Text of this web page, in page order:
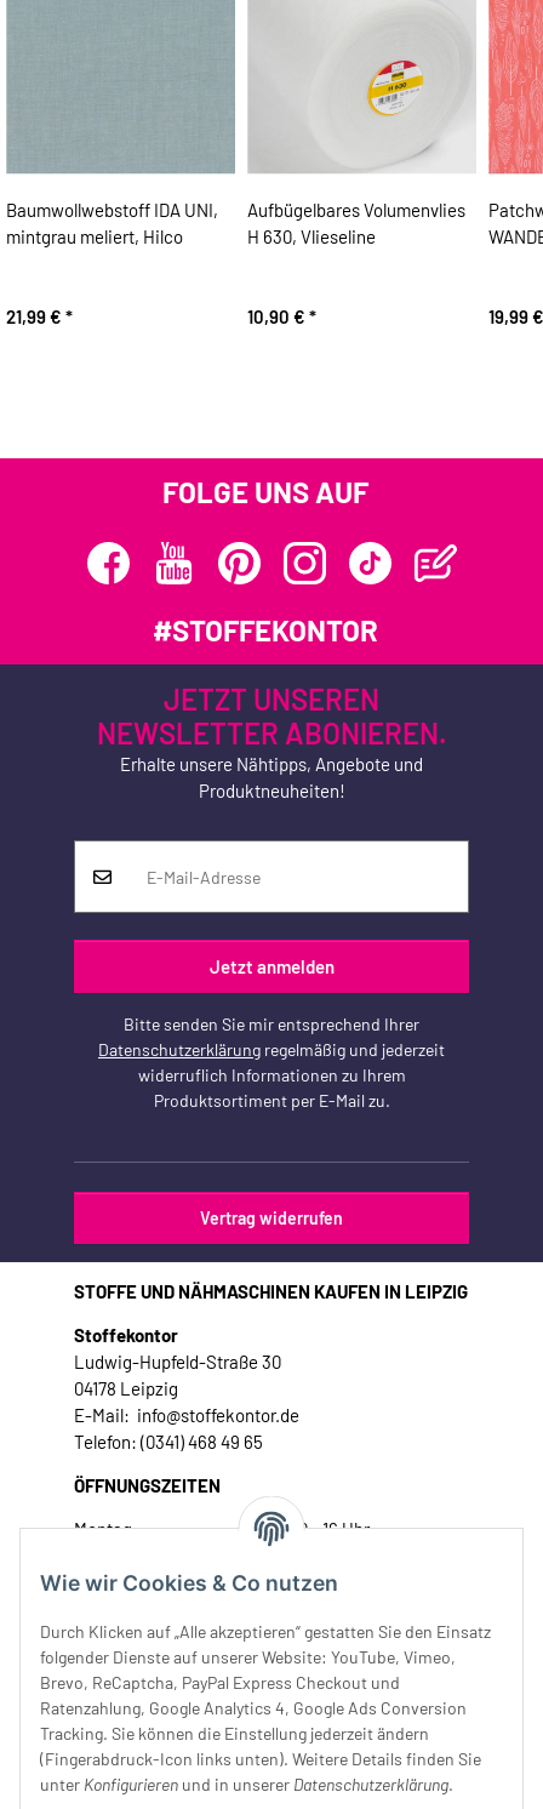
Wie wir Cookies & Co nutzen
Durch Klicken auf „Alle akzeptieren“ gestatten Sie den Einsatz
folgender Dienste auf unserer Website: YouTube, Vimeo,
Brevo, ReCaptcha, PayPal Express Checkout und
Ratenzahlung, Google Analytics 4, Google Ads Conversion
Tracking. Sie können die Einstellung jederzeit ändern
(Fingerabdruck-Icon links unten). Weitere Details finden Sie
unter Konfigurieren und in unserer Datenschutzerklärung.
Baumwollwebstoff IDA UNI,
mintgrau meliert, Hilco
21,99 € *
Aufbügelbares Volumenvlies
H 630, Vlieseline
10,90 € * 19,99
FOLGE UNS AUF
#STOFFEKONTOR
JETZT UNSEREN
NEWSLETTER ABONIEREN.
Erhalte unsere Nähtipps, Angebote und
Produktneuheiten!
Jetzt anmelden
Bitte senden Sie mir entsprechend Ihrer
Datenschutzerklärung regelmäßig und jederzeit
widerruflich Informationen zu Ihrem
Produktsortiment per E-Mail zu.
Vertrag widerrufen
STOFFE UND NÄHMASCHINEN KAUFEN IN LEIPZIG
Stoffekontor
Ludwig-Hupfeld-Straße 30
04178 Leipzig
E-Mail: info@stoffekontor.de
Telefon: (0341) 468 49 65
ÖFFNUNGSZEITEN
Montag:
10 - 16 Uhr
Mittwoch:
10 - 18 Uhr
Freitag:
10 - 18 Uhr
Samstag:
10 - 14 Uhr
Unser Service
Rechtliches